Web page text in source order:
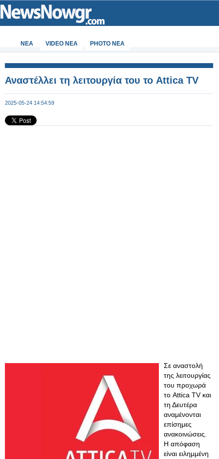
ΝΕΑ VIDEO NEA PHOTO NEA
Αναστέλλει τη λειτουργία του το Attica TV
2025-05-24 14:54:59
Σε αναστολή
της λειτουργίας
του προχωρά
το Attica TV και
τη Δευτέρα
αναμένονται
επίσημες
ανακοινώσεις.
Η απόφαση
είναι ειλημμένη